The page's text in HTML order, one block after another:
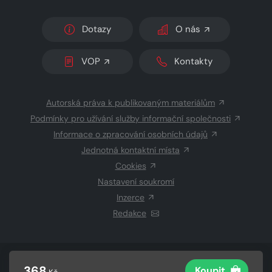
Dotazy O nás
VOP Kontakty
Autorská práva k publikovaným materiálům
Podmínky pro užívání služby informační společnosti
Informace o zpracování osobních údajů
Jednotná kontaktní místa
Cookies
Nastavení soukromí
Inzerce
Redakce
CZECH NEWS CENTER a.s.a dodavatelé